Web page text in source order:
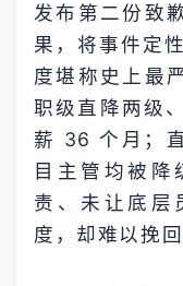
发布第二份致
果，将事件定
度堪称史上最
职级直降两级
薪 36 个月；
目主管均被降
责、未让底层
度，却难以挽